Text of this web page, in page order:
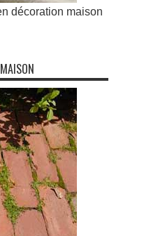
décoration maison